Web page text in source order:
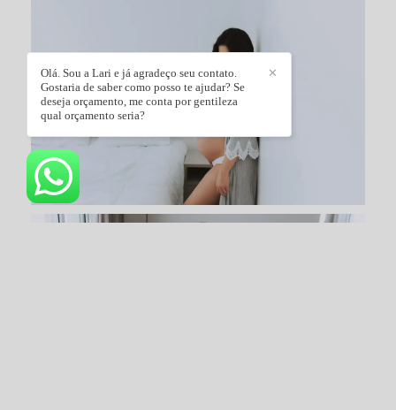
✕
Olá. Sou a Lari e já agradeço seu contato.
Gostaria de saber como posso te ajudar? Se
deseja orçamento, me conta por gentileza
qual orçamento seria?